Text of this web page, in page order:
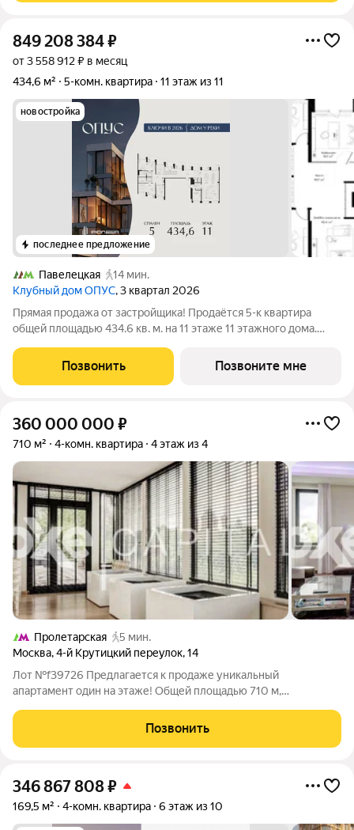
849 208 384₽
от 3 558 912 ₽ в месяц
434,6 м²
5-комн. квартира 11 этаж из 11
новостройка
последнее предложение
Павелецкая
14 мин.
Клубный дом ОПУС, 3 квартал 2026
Прямая продажа от застройщика! Продаётся 5-к квартира
общей площадью 434.6 кв. м. на 11 этаже 11 этажного дома.
Кремля, проект премиум-класса от девелопера PIONEER с
архитектурной концепцией от
Позвонить Позвоните мне
360 000 000 ₽
710 м² 4-комн. квартира 4 этаж из 4
Пролетарская
5 мин.
Москва,4-й Крутицкий переулок,14
Лот №f39726 Предлагается к продаже уникальный
апартамент один на этаже! Общей площадью 710 м,
Таганском районе. В части апартамента уже выполнена
отделка для комфортного проживания, во
Позвонить
346 867 808₽
169,5 м² 4-комн. квартира 6 этаж из 10